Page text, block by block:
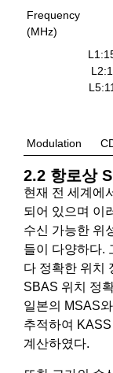
Frequency
(MHz)
Modulation
2.2 항로상
현재 전 세계에
되어 있으며 이
수신 가능한 위
들이 다양하다.
다 정확한 위치
SBAS 위치 정
일본의 MSAS
추적하여
계산하였다.